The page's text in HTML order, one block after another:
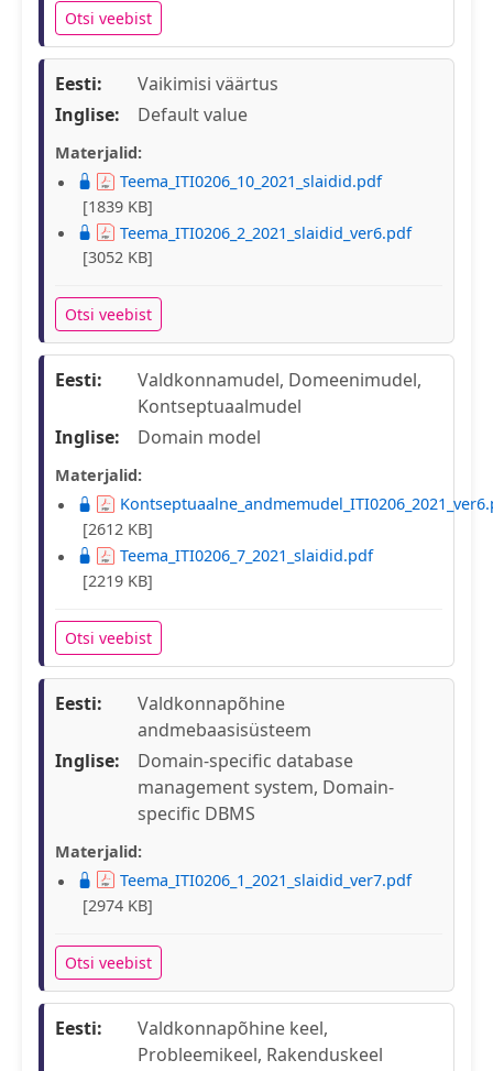
Otsi veebist
Eesti:
Vaikimisi väärtus
Inglise:
Default value
Materjalid:
Teema_ITI0206_10_2021_slaidid.pdf
[1839 KB]
Teema_ITI0206_2_2021_slaidid_ver6.pdf
[3052 KB]
Otsi veebist
Eesti:
Valdkonnamudel, Domeenimudel,
Kontseptuaalmudel
Inglise:
Domain model
Materjalid:
[2612 KB]
Teema_ITI0206_7_2021_slaidid.pdf
[2219 KB]
Otsi veebist
Eesti:
Valdkonnapõhine
andmebaasisüsteem
Inglise:
Domain-specific database
management system, Domain-
specific DBMS
Materjalid:
Teema_ITI0206_1_2021_slaidid_ver7.pdf
[2974 KB]
Otsi veebist
Eesti:
Valdkonnapõhine keel,
Probleemikeel, Rakenduskeel